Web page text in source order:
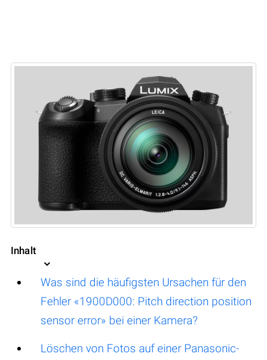
Inhalt
Was sind die häufigsten Ursachen für den
Fehler «1900D000: Pitch direction position
sensor error» bei einer Kamera?
Löschen von Fotos auf einer Panasonic-